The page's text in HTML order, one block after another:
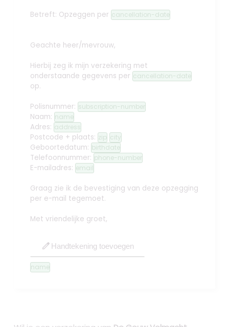
Betreft: Opzeggen per cancellation-date
Geachte heer/mevrouw,
Hierbij zeg ik mijn verzekering met
onderstaande gegevens per cancellation-date
op.
Polisnummer: subscription-number
Naam: name
Adres: address
Postcode + plaats: zip city
Geboortedatum: birthdate
Telefoonnummer: phone-number
E-mailadres: email
Graag zie ik de bevestiging van deze opzegging
per e-mail tegemoet.
Met vriendelijke groet,
edit Handtekening toevoegen
name